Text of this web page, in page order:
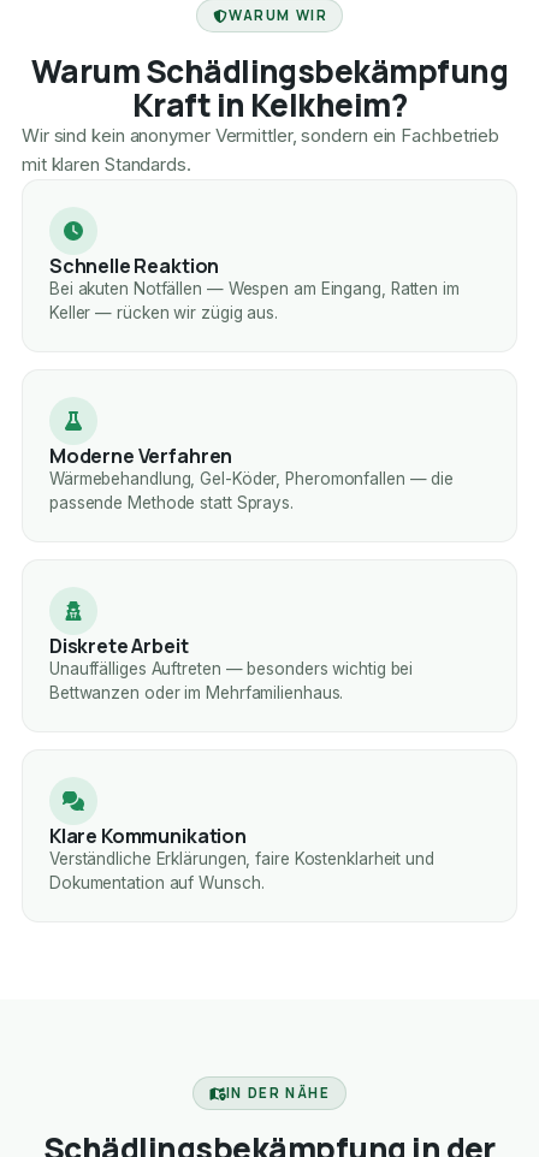
WARUM WIR
Warum Schädlingsbekämpfung
Kraft in Kelkheim?
Wir sind kein anonymer Vermittler, sondern ein Fachbetrieb
mit klaren Standards.
Schnelle Reaktion
Bei akuten Notfällen — Wespen am Eingang, Ratten im
Keller — rücken wir zügig aus.
Moderne Verfahren
Wärmebehandlung, Gel-Köder, Pheromonfallen — die
passende Methode statt Sprays.
Diskrete Arbeit
Unauffälliges Auftreten — besonders wichtig bei
Bettwanzen oder im Mehrfamilienhaus.
Klare Kommunikation
Verständliche Erklärungen, faire Kostenklarheit und
Dokumentation auf Wunsch.
IN DER NÄHE